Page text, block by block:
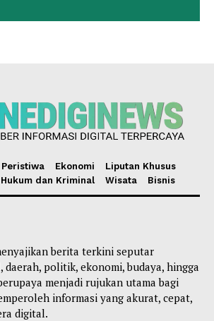
Peristiwa Ekonomi
Liputan Khusus
Hukum dan Kriminal Wisata Bisnis
berita terkini seputar
politik, ekonomi, budaya, hingga
menjadi rujukan utama bagi
informasi yang akurat, cepat,
digital.